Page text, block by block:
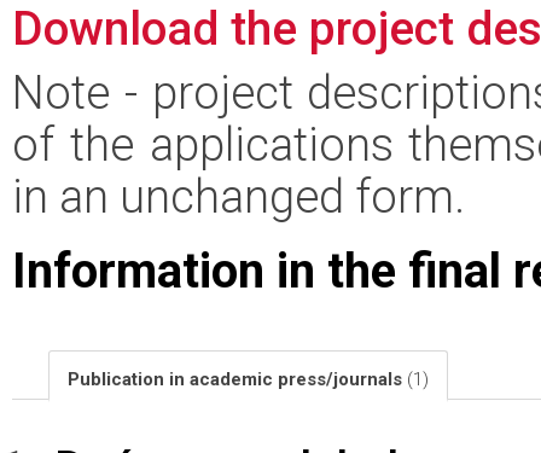
Download the project
Note - project
of the applications
in an unchanged form.
Information in the final
Publication in academic press/journals (1)